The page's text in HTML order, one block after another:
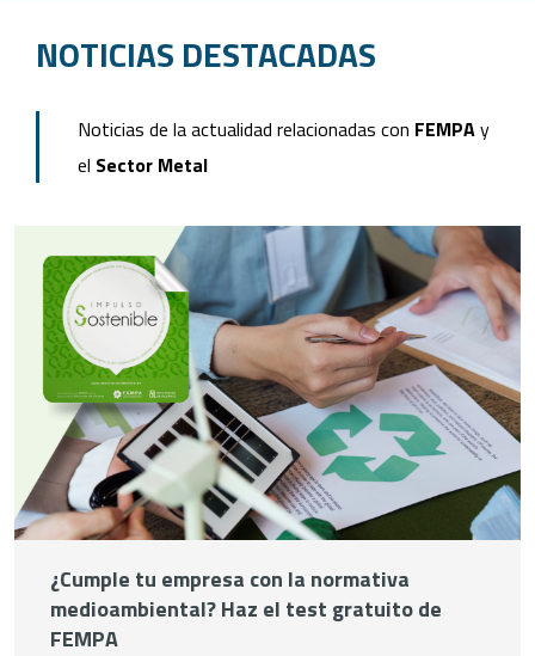
NOTICIAS DESTACADAS
Noticias de la actualidad relacionadas con FEMPAy
el Sector Metal
¿Cumple tu empresa con la normativa
medioambiental? Haz el test gratuito de
FEMPA